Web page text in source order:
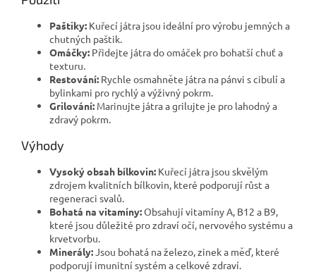
Paštiky: Kuřecí játra jsou ideální pro výrobu jemných a
chutných paštik.
Omáčky: Přidejte játra do omáček pro bohatší chuť a
texturu.
Restování: Rychle osmahněte játra na pánvi s cibulí a
bylinkami pro rychlý a výživný pokrm.
Grilování: Marinujte játra a grilujte je pro lahodný a
zdravý pokrm.
Výhody
Vysoký obsah bílkovin: Kuřecí játra jsou skvělým
zdrojem kvalitních bílkovin, které podporují růst a
regeneraci svalů.
Bohatá na vitamíny:Obsahují vitamíny A, B12 a B9,
které jsou důležité pro zdraví očí, nervového systému a
krvetvorbu.
Minerály:Jsou bohatá na železo, zinek a měď, které
podporují imunitní systém a celkové zdraví.